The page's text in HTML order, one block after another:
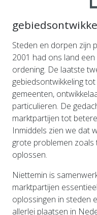
Steden en dorpen zijn
2001 had ons land
ordening. De laatste
gebiedsontwikkeling
gemeenten,
particulieren. De
marktpartijen tot
Inmiddels zien we dat
grote problemen
oplossen.
Niettemin is
marktpartijen
oplossingen in steden
allerlei plaatsen in